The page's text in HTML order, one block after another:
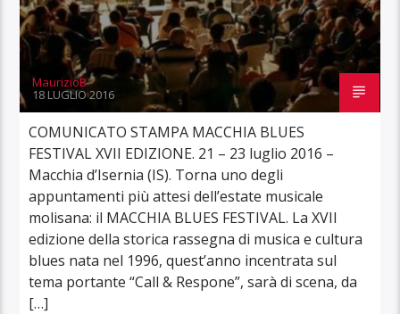
MaurizioB
18 LUGLIO 2016
COMUNICATO STAMPA MACCHIA BLUES
FESTIVAL XVII EDIZIONE. 21 – 23 luglio 2016 –
Macchia d’Isernia (IS). Torna uno degli
appuntamenti più attesi dell’estate musicale
molisana: il MACCHIA BLUES FESTIVAL. La XVII
edizione della storica rassegna di musica e cultura
blues nata nel 1996, quest’anno incentrata sul
tema portante “Call & Respone”, sarà di scena, da
[…]